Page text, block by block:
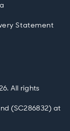
Statement
window
All rights
(SC286832) at